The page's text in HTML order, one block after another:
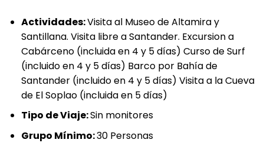
Actividades:Visita al Museo de Altamira y
Santillana. Visita libre a Santander. Excursion a
Cabárceno (incluida en 4 y 5 días) Curso de Surf
(incluido en 4 y 5 días) Barco por Bahía de
Santander (incluido en 4 y 5 días) Visita a la Cueva
de El Soplao (incluida en 5 días)
Tipo de Viaje:Sin monitores
Grupo Mínimo:30 Personas